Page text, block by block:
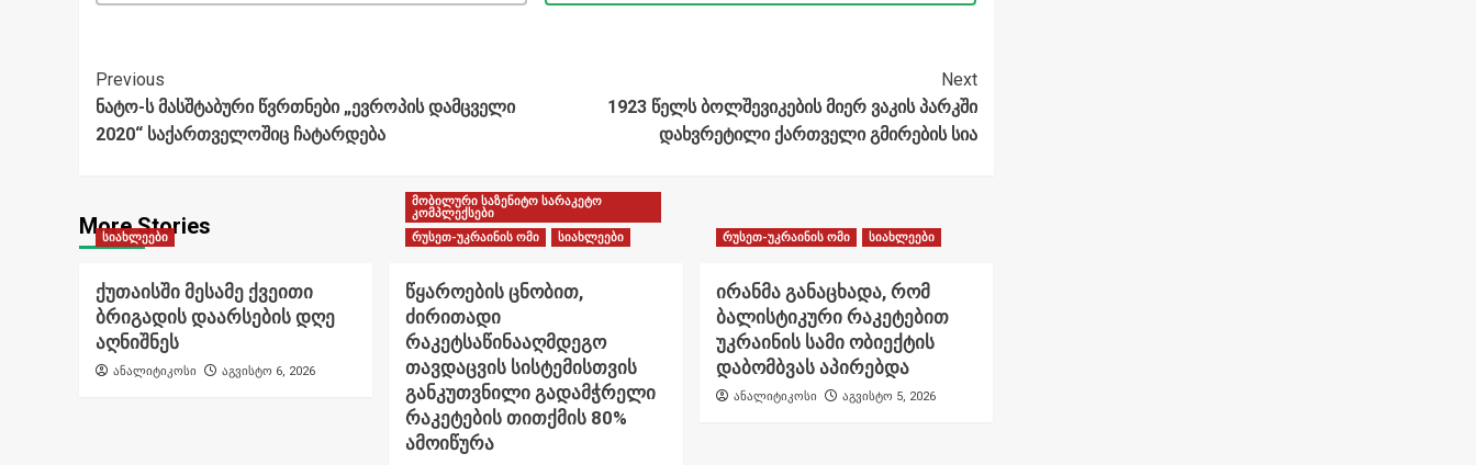
Post
Navigation
Previous
ნატო-ს მასშტაბური წვრთნები „ევროპის დამცველი
2020“ საქართველოშიც ჩატარდება
Next
1923 წელს ბოლშევიკების მიერ ვაკის პარკში
დახვრეტილი ქართველი გმირების სია
More Stories
სიახლეები
ქუთაისში მესამე ქვეითი
ბრიგადის დაარსების დღე
აღნიშნეს
ანალიტიკოსი აგვისტო 6, 2026
მობილური საზენიტო სარაკეტო
კომპლექსები
რუსეთ-უკრაინის ომი
სიახლეები
წყაროების ცნობით,
ძირითადი
რაკეტსაწინააღმდეგო
თავდაცვის სისტემისთვის
განკუთვნილი გადამჭრელი
რაკეტების თითქმის 80%
ამოიწურა
რუსეთ-უკრაინის ომი სიახლეები
ირანმა განაცხადა, რომ
ბალისტიკური რაკეტებით
უკრაინის სამი ობიექტის
დაბომბვას აპირებდა
ანალიტიკოსი აგვისტო 5, 2026